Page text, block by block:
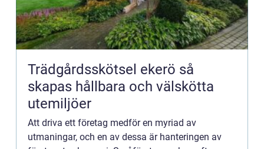
Trädgårdsskötsel ekerö så
skapas hållbara och välskötta
utemiljöer
Att driva ett företag medför en myriad av
utmaningar, och en av dessa är hanteringen av